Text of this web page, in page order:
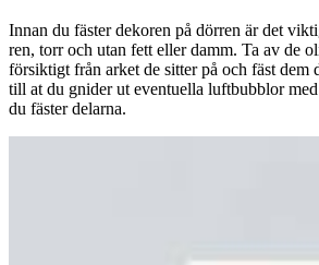
Innan du fäster dekoren på dörren är det
ren, torr och utan fett eller damm. Ta av de
försiktigt från arket de sitter på och fäst dem
till at du gnider ut eventuella luftbubblor
du fäster delarna.